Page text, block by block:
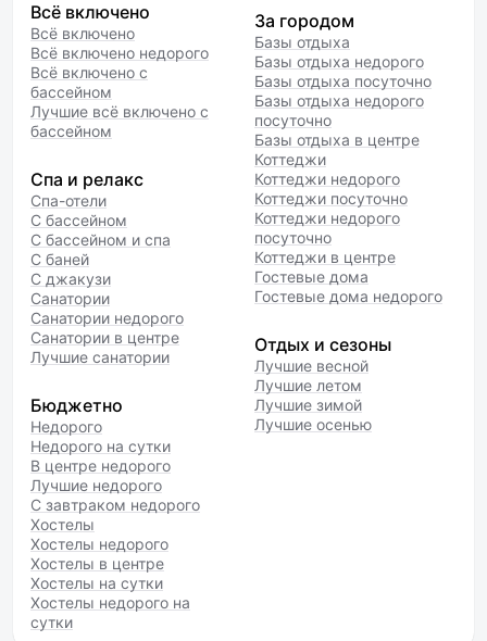
Всё включено
Всё включено
Всё включено недорого
Всё включено с
бассейном
Лучшие всё включено с
бассейном
Спа и релакс
Спа-отели
С бассейном
С бассейном и спа
С баней
С джакузи
Санатории
Санатории недорого
Санатории в центре
Лучшие санатории
Бюджетно
Недорого
Недорого на сутки
В центре недорого
Лучшие недорого
С завтраком недорого
Хостелы
Хостелы недорого
Хостелы в центре
Хостелы на сутки
Хостелы недорого на
сутки
За городом
Базы отдыха
Базы отдыха недорого
Базы отдыха посуточно
Базы отдыха недорого
посуточно
Базы отдыха в центре
Коттеджи
Коттеджи недорого
Коттеджи посуточно
Коттеджи недорого
посуточно
Коттеджи в центре
Гостевые дома
Гостевые дома недорого
Отдых и сезоны
Лучшие весной
Лучшие летом
Лучшие зимой
Лучшие осенью